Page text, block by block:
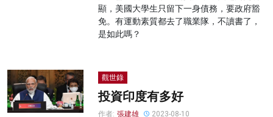
顯，美國大學生只留下一身債務，要政府豁
免。有運動素質都去了職業隊，不讀書了，
是如此嗎？
觀世錄
投資印度有多好
作者: 張建雄 2023-08-10